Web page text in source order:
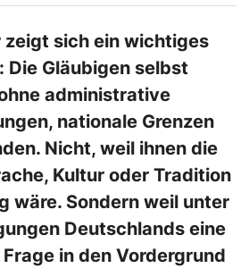
zeigt sich ein wichtiges
Die Gläubigen selbst
administrative
nationale Grenzen
Nicht, weil ihnen die
Kultur oder Tradition
wäre. Sondern weil unter
Deutschlands eine
in den Vordergrund